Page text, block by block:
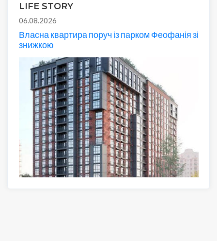
LIFE STORY
06.08.2026
Власна квартира поруч із парком Феофанія зі
знижкою